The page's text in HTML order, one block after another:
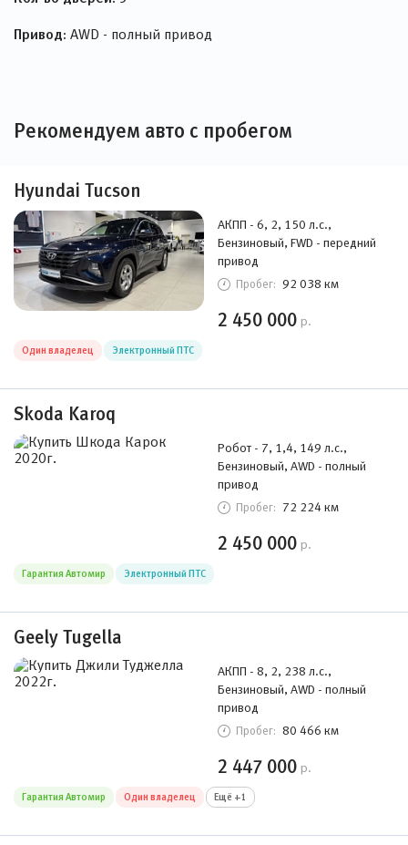
Привод: AWD - полный привод
Рекомендуем авто с пробегом
Hyundai Tucson
АКПП - 6, 2, 150 л.с.,
Бензиновый, FWD - передний
привод
Пробег: 92 038 км
2 450 000 р.
Один владелец Электронный ПТС
Skoda Karoq
Робот - 7, 1,4, 149 л.с.,
Бензиновый, AWD - полный
привод
Пробег: 72 224 км
2 450 000 р.
Гарантия Автомир Электронный ПТС
Geely Tugella
АКПП - 8, 2, 238 л.с.,
Бензиновый, AWD - полный
привод
Пробег: 80 466 км
2 447 000 р.
Гарантия Автомир Один владелец Ещё +1